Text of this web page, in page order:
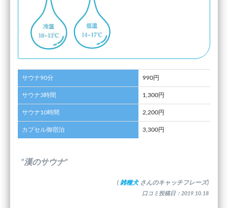
サウナ90分 990円
サウナ3時間 1,300円
サウナ10時間 2,200円
カプセル御宿泊 3,300円
”漢のサウナ”
( 雑種犬 さんのキャッチフレーズ)
口コミ投稿日：2019.10.18